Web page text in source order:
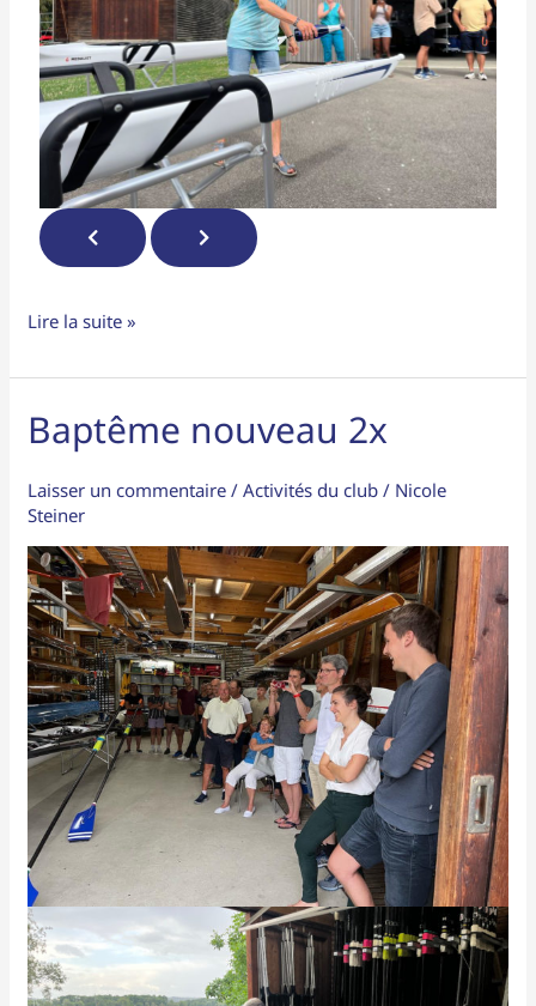
Lire la suite »
Baptême nouveau 2x
Laisser un commentaire /Activités du club / Nicole
Steiner
Baptême
nouveau
2x